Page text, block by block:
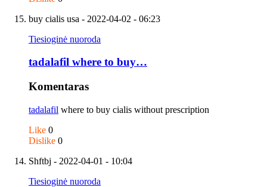
buy cialis usa - 2022-04-02 - 06:23
Tiesioginė nuoroda
tadalafil where to buy…
Komentaras
tadalafil where to buy cialis without prescription
Like 0
Dislike 0
Shftbj - 2022-04-01 - 10:04
Tiesioginė nuoroda